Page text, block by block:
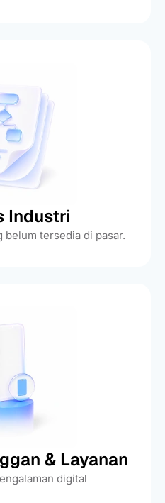
Industri
belum tersedia di pasar.
& Layanan
digital